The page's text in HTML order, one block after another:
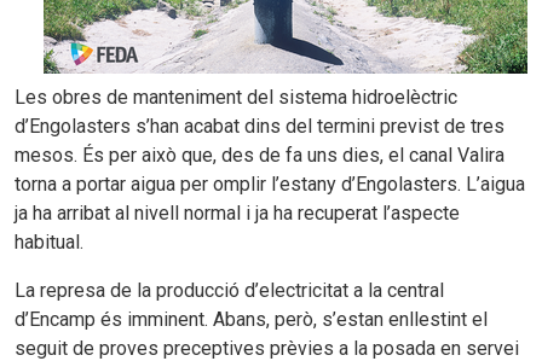
Les obres de manteniment del sistema hidroelèctric
d’Engolasters s’han acabat dins del termini previst de tres
mesos. És per això que, des de fa uns dies, el canal Valira
torna a portar aigua per omplir l’estany d’Engolasters. L’aigua
ja ha arribat al nivell normal i ja ha recuperat l’aspecte
habitual.
La represa de la producció d’electricitat a la central
d’Encamp és imminent. Abans, però, s’estan enllestint el
seguit de proves preceptives prèvies a la posada en servei